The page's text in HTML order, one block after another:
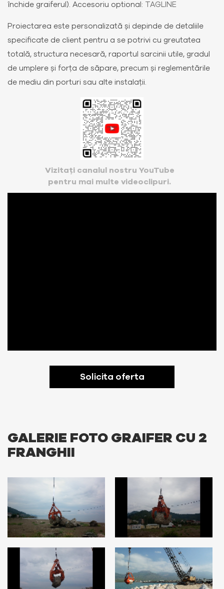
închide graiferul). Accesoriu optional: TAGLINE
Proiectarea este personalizată și depinde de detaliile
specificate de client pentru a se potrivi cu greutatea
totală, structura necesară, raportul sarcinii utile, gradul
de umplere și forța de săpare, precum și reglementările
de mediu din porturi sau alte instalații.
Vizitați canalul nostru YouTube
pentru mai multe videoclipuri.
Solicita oferta
GALERIE FOTO GRAIFER CU 2
FRANGHII